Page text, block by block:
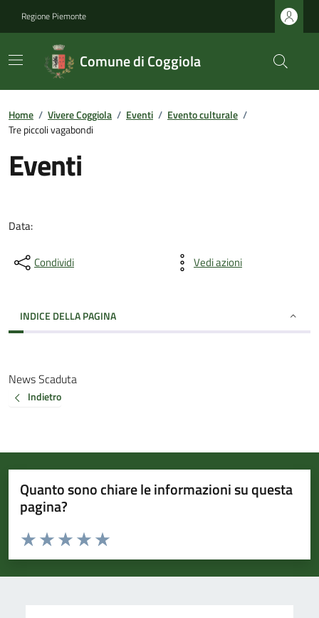
Regione Piemonte
Comune di Coggiola
Home / Vivere Coggiola / Eventi / Evento culturale /
Tre piccoli vagabondi
Eventi
Data:
Condividi Vedi azioni
INDICE DELLA PAGINA
News Scaduta
Indietro
Quanto sono chiare le informazioni su questa
pagina?
Valuta da 1 a 5 stelle la pagina
Valuta 5 stelle su 5
Valuta 4 stelle su 5
Valuta 3 stelle su 5
Valuta 2 stelle su 5
Valuta 1 stelle su 5